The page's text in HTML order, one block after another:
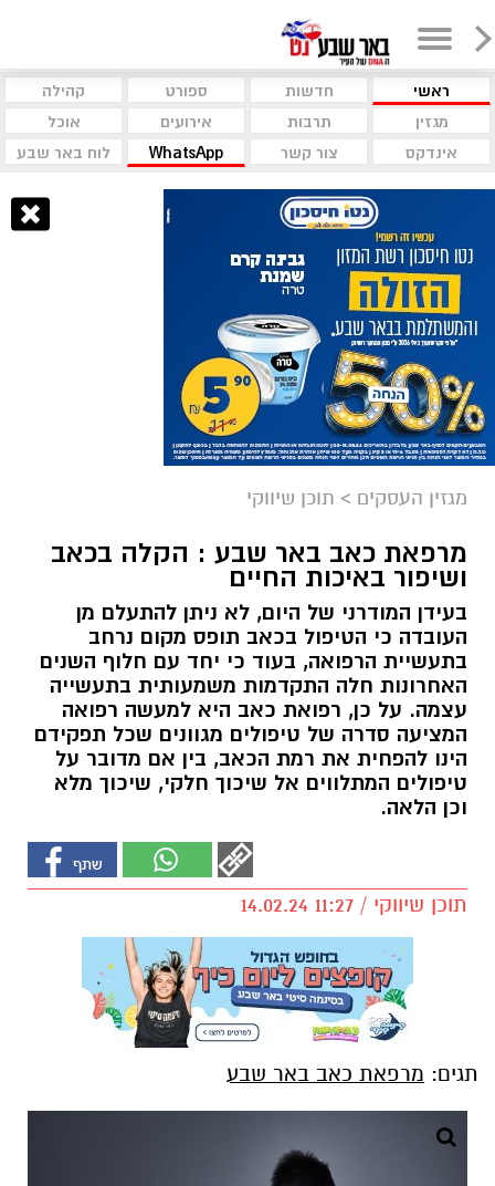
ראשי חדשות ספורט
קהילה
מגזין
תרבות אירועים
אוכל
אינדקס
צור קשר WhatsApp לוח באר שבע
מגזין העסקים > תוכן שיווקי
מרפאת כאב באר שבע : הקלה בכאב
ושיפור באיכות החיים
בעידן המודרני של היום, לא ניתן להתעלם מן
העובדה כי הטיפול בכאב תופס מקום נרחב
בתעשיית הרפואה, בעוד כי יחד עם חלוף השנים
האחרונות חלה התקדמות משמעותית בתעשייה
עצמה. על כן, רפואת כאב היא למעשה רפואה
המציעה סדרה של טיפולים מגוונים שכל תפקידם
הינו להפחית את רמת הכאב, בין אם מדובר על
טיפולים המתלווים אל שיכוך חלקי, שיכוך מלא
וכן הלאה.
תוכן שיווקי / 11:27 14.02.24
תגים: מרפאת כאב באר שבע